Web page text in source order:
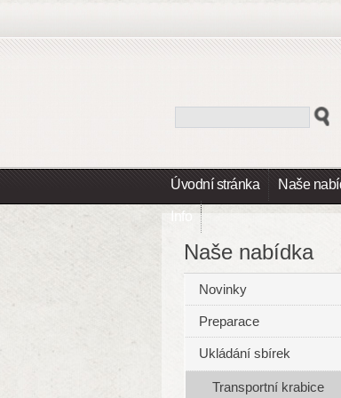
Úvodní stránka Naše
Info
Naše nabídka
Novinky
Preparace
Ukládání sbírek
Transportní krabice